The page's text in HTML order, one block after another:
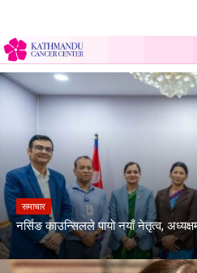
समाचार
नर्सिङ काउन्सिलले पायो नयाँ नेतृत्व,